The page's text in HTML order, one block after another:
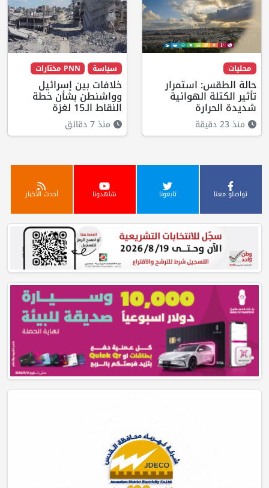
محليات
حالة الطقس: استمرار
تأثير الكتلة الهوائية
شديدة الحرارة
منذ 23 دقيقة
سياسة PNN مختارات
خلافات بين إسرائيل
وواشنطن بشأن خطة
النقاط الـ15 لغزة
منذ 7 دقائق
تواصلو معنا تابعونا شاهدونا أحدث الأخبار